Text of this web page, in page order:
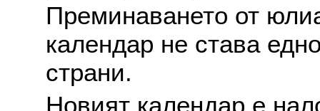
Преминаването от
календар не става
страни.
Новият календар е